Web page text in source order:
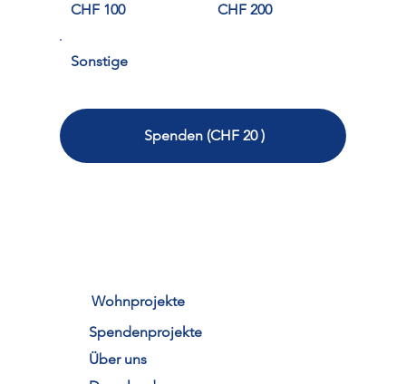
CHF 100 CHF 200
Sonstige
Spenden (CHF 20 )
Wohnprojekte
Spendenprojekte
Über uns